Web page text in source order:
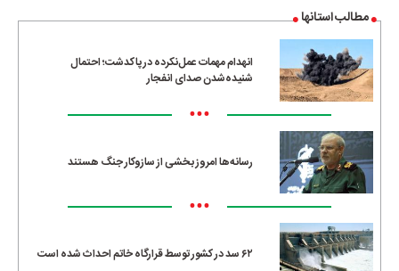
مطالب استانها
انهدام مهمات عمل‌نکرده در پاکدشت؛ احتمال
شنیده‌شدن صدای انفجار
•••
رسانه‌ها امروز بخشی از سازوکار جنگ هستند
•••
۶۲ سد در کشور توسط قرارگاه خاتم احداث شده است